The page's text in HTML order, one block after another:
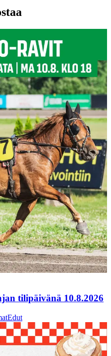
tilipäivänä 10.8.2026
Edut